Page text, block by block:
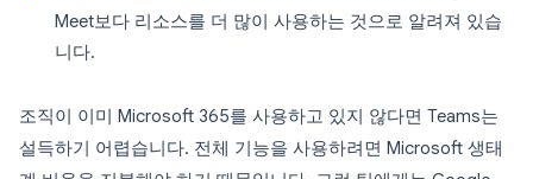
Meet보다 리소스를 더 많이 사용하는 것으로 알려져 있습
니다.
조직이 이미 Microsoft 365를 사용하고 있지 않다면 Teams는
설득하기 어렵습니다. 전체 기능을 사용하려면 Microsoft 생태